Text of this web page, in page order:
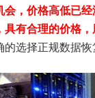
会，价格高低已
有合理的价格
的选择正规数据恢